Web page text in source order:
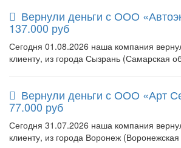
Вернули деньги с ООО
137.000 руб
Сегодня 01.08.2026 наша компания
клиенту, из города Сызрань (Самарская
Вернули деньги с ООО «Арт
77.000 руб
Сегодня 31.07.2026 наша компания
клиенту, из города Воронеж